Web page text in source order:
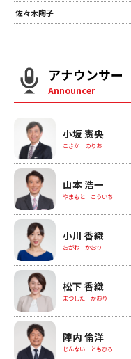
佐々木陶子
アナウンサー
Announcer
小坂 憲央
こさか のりお
山本 浩一
やまもと こういち
小川 香織
おがわ かおり
松下 香織
まつした かおり
陣内 倫洋
じんない ともひろ